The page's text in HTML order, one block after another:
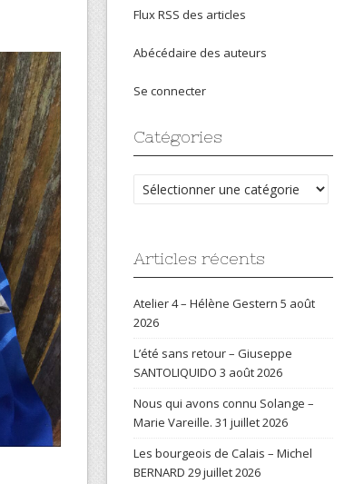
Flux RSS des articles
Abécédaire des auteurs
Se connecter
Catégories
Catégories
Articles récents
Atelier 4 – Hélène Gestern 5 août
2026
L’été sans retour – Giuseppe
SANTOLIQUIDO 3 août 2026
Nous qui avons connu Solange –
Marie Vareille. 31 juillet 2026
Les bourgeois de Calais – Michel
BERNARD 29 juillet 2026